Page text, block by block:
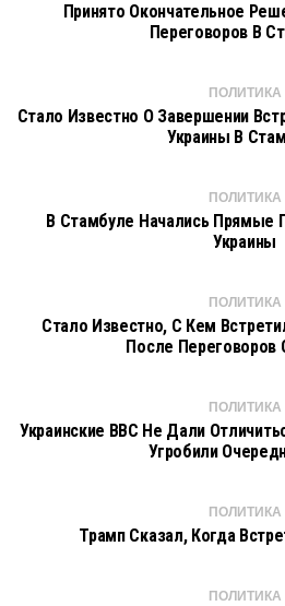
Принято Окончательное
Переговоров В
ПОЛИТИКА
Стало Известно О Завершении
Украины В
ПОЛИТИКА
В Стамбуле Начались Прямые
Украины
ПОЛИТИКА
Стало Известно, С Кем
После Переговоров
ПОЛИТИКА
Украинские ВВС Не Дали
Угробили
ПОЛИТИКА
Трамп Сказал, Когда
ПОЛИТИКА